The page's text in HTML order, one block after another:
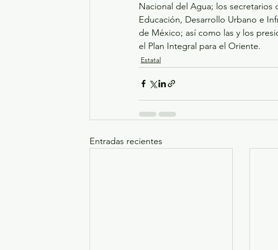
Nacional del Agua; los secretarios
Educación, Desarrollo Urbano e
de México; así como las y los
el Plan Integral para el Oriente.
Estatal
Entradas recientes